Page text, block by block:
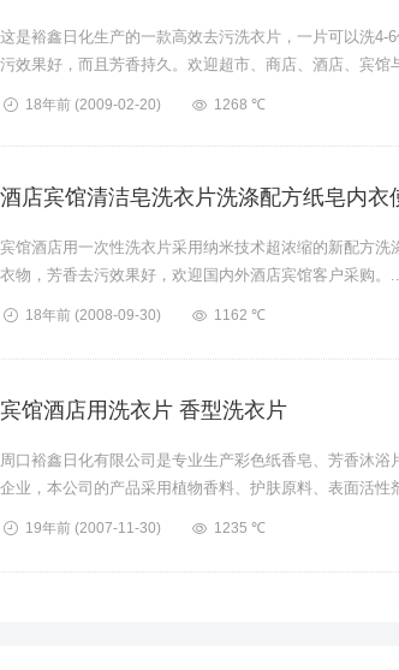
这是裕鑫日化生产的一款高效去污洗衣片，一片可以洗4-
污效果好，而且芳香持久。欢迎超市、商店、酒店、宾
18年前 (2009-02-20) 1268 ℃
酒店宾馆清洁皂洗衣片洗涤配方纸皂内衣
宾馆酒店用一次性洗衣片采用纳米技术超浓缩的新配方
衣物，芳香去污效果好，欢迎国内外酒店宾馆客户采购。
18年前 (2008-09-30) 1162 ℃
宾馆酒店用洗衣片 香型洗衣片
周口裕鑫日化有限公司是专业生产彩色纸香皂、芳香沐
企业，本公司的产品采用植物香料、护肤原料、表面活性
19年前 (2007-11-30) 1235 ℃